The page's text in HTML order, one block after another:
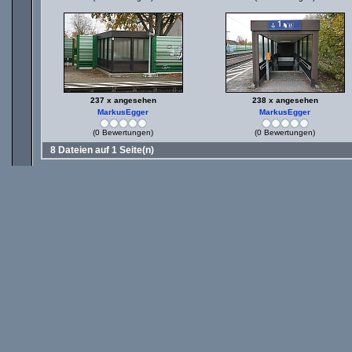
237 x angesehen
MarkusEgger
(0 Bewertungen)
238 x angesehen
MarkusEgger
(0 Bewertungen)
8 Dateien auf 1 Seite(n)